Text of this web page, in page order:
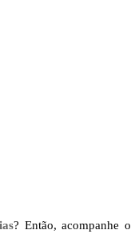
? Então, acompanhe o